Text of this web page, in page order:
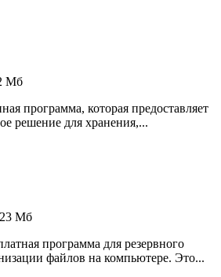
Мб
программа, которая предоставляет
решение для хранения,...
Мб
программа для резервного
файлов на компьютере. Это...